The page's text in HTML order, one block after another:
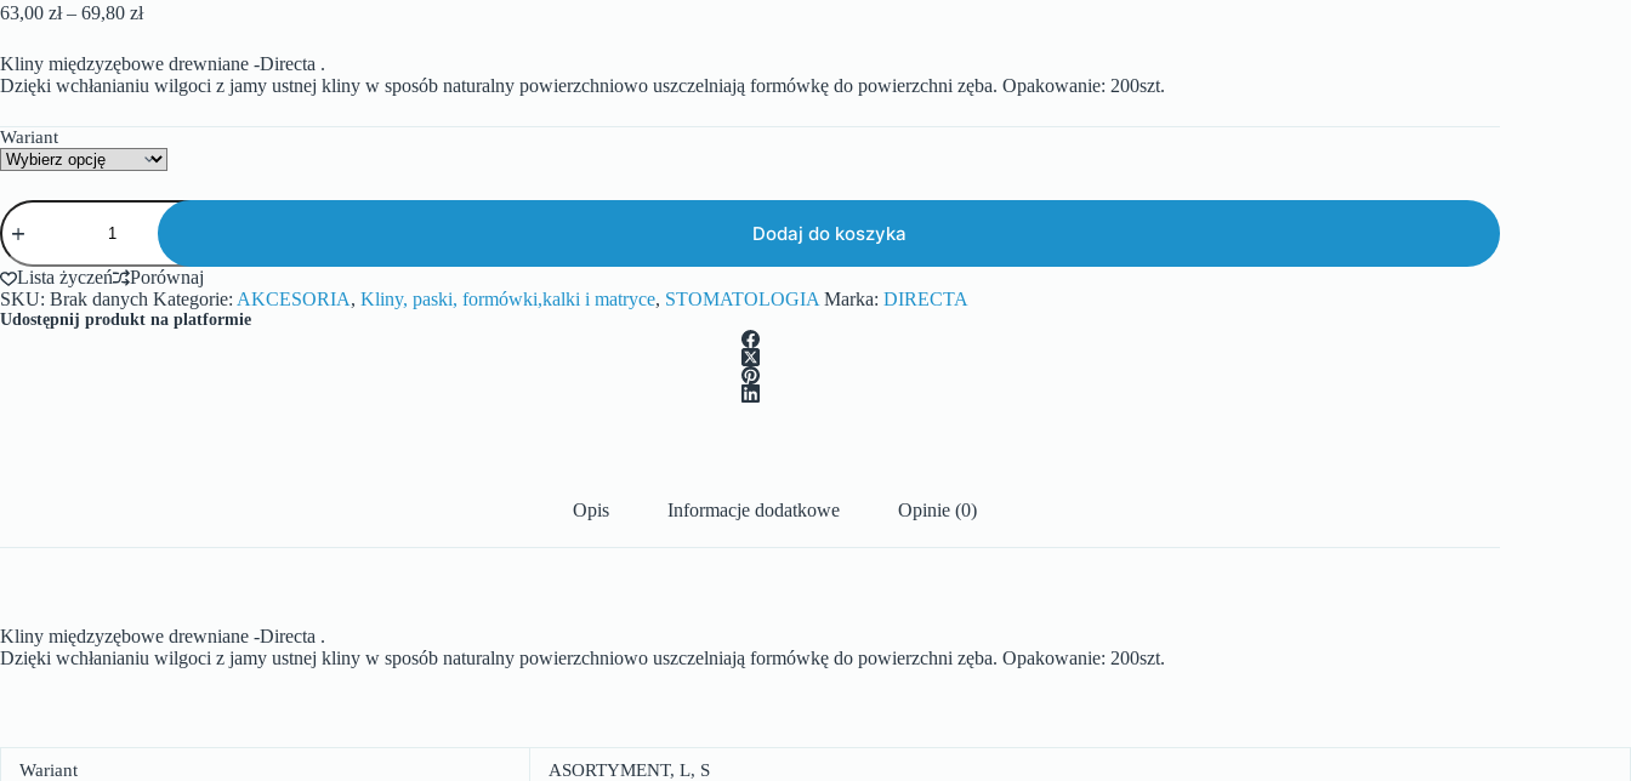
63,00 zł – 69,80 zł
Kliny międzyzębowe drewniane -Directa .
Dzięki wchłanianiu wilgoci z jamy ustnej kliny w sposób naturalny powierzchniowo uszczelniają formówkę do powierzchni zęba. Opakowanie: 200szt.
Wariant
Dodaj do koszyka
Lista życzeń
Porównaj
SKU: Brak danych Kategorie: AKCESORIA, Kliny, paski, formówki,kalki i matryce, STOMATOLOGIA Marka: DIRECTA
Udostępnij produkt na platformie
Opis Informacje dodatkowe Opinie (0)
Kliny międzyzębowe drewniane -Directa .
Dzięki wchłanianiu wilgoci z jamy ustnej kliny w sposób naturalny powierzchniowo uszczelniają formówkę do powierzchni zęba. Opakowanie: 200szt.
Wariant ASORTYMENT, L, S